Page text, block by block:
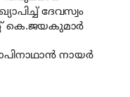
ദേവസ്വം
കെ.ജയകുമാര്‍
നായര്‍